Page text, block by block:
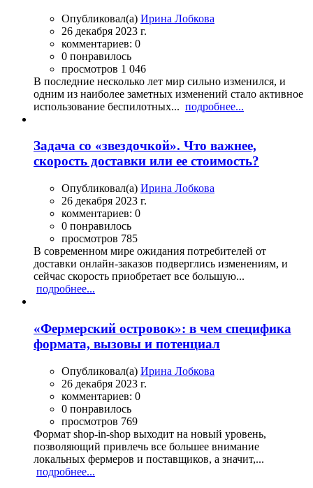
Опубликовал(а) Ирина Лобкова
26 декабря 2023 г.
комментариев: 0
0 понравилось
просмотров 1 046
В последние несколько лет мир сильно изменился, и
одним из наиболее заметных изменений стало активное
использование беспилотных... подробнее...
Задача со «звездочкой». Что важнее,
скорость доставки или ее стоимость?
Опубликовал(а) Ирина Лобкова
26 декабря 2023 г.
комментариев: 0
0 понравилось
просмотров 785
В современном мире ожидания потребителей от
доставки онлайн-заказов подверглись изменениям, и
сейчас скорость приобретает все большую...
подробнее...
«Фермерский островок»: в чем специфика
формата, вызовы и потенциал
Опубликовал(а) Ирина Лобкова
26 декабря 2023 г.
комментариев: 0
0 понравилось
просмотров 769
Формат shop-in-shop выходит на новый уровень,
позволяющий привлечь все большее внимание
локальных фермеров и поставщиков, а значит,...
подробнее...